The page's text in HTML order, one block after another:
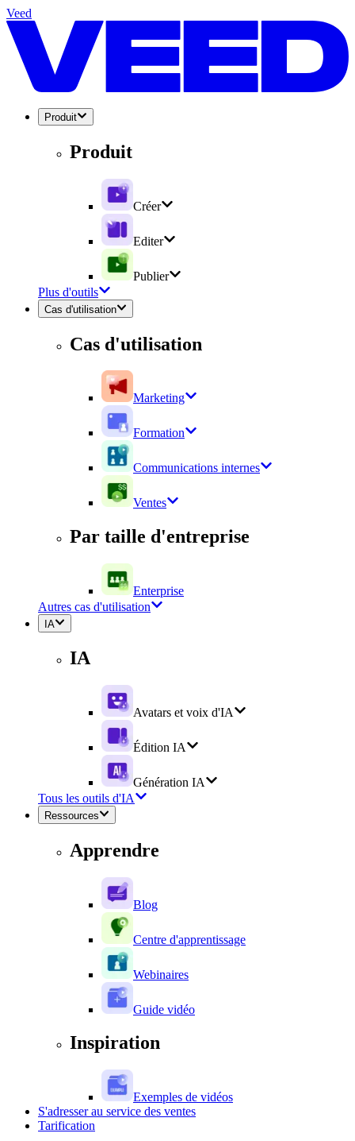
Veed
Produit
Produit
Créer
Editer
Publier
Plus d'outils
Cas d'utilisation
Cas d'utilisation
Marketing
Formation
Communications internes
Ventes
Par taille d'entreprise
Enterprise
Autres cas d'utilisation
IA
IA
Avatars et voix d'IA
Édition IA
Génération IA
Tous les outils d'IA
Ressources
Apprendre
Blog
Centre d'apprentissage
Webinaires
Guide vidéo
Inspiration
Exemples de vidéos
S'adresser au service des ventes
Tarification